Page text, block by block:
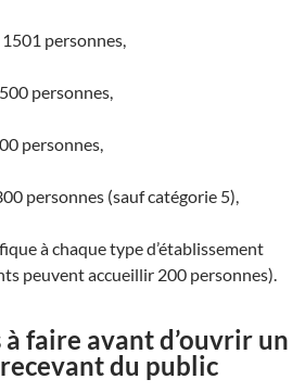
personnes,
personnes,
personnes,
personnes (sauf catégorie 5),
à chaque type d’établissement
peuvent accueillir 200 personnes).
à faire avant d’ouvrir un
du public